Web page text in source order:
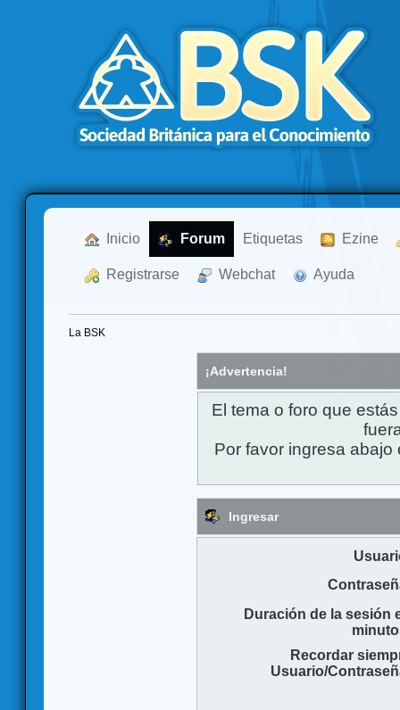
Inicio Forum Etiquetas Ezine
Registrarse Webchat Ayuda
La BSK
¡Advertencia!
El tema o foro que
Por favor ingresa
Ingresar
Duración de la sesión
Recordar
Usuario/